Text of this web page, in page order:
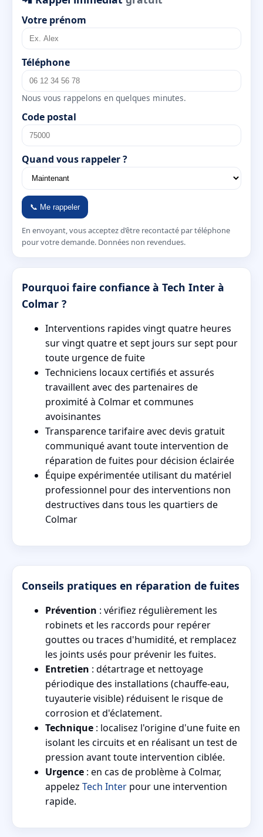
Votre prénom
Téléphone
Nous vous rappelons en quelques minutes.
Code postal
Quand vous rappeler ?
📞 Me rappeler
En envoyant, vous acceptez d’être recontacté par téléphone
pour votre demande. Données non revendues.
Pourquoi faire confiance à Tech Inter à
Colmar ?
Interventions rapides vingt quatre heures
sur vingt quatre et sept jours sur sept pour
toute urgence de fuite
Techniciens locaux certifiés et assurés
travaillent avec des partenaires de
proximité à Colmar et communes
avoisinantes
Transparence tarifaire avec devis gratuit
communiqué avant toute intervention de
réparation de fuites pour décision éclairée
Équipe expérimentée utilisant du matériel
professionnel pour des interventions non
destructives dans tous les quartiers de
Colmar
Conseils pratiques en réparation de fuites
Prévention : vérifiez régulièrement les
robinets et les raccords pour repérer
gouttes ou traces d'humidité, et remplacez
les joints usés pour prévenir les fuites.
Entretien : détartrage et nettoyage
périodique des installations (chauffe-eau,
tuyauterie visible) réduisent le risque de
corrosion et d'éclatement.
Technique : localisez l'origine d'une fuite en
isolant les circuits et en réalisant un test de
pression avant toute intervention ciblée.
Urgence : en cas de problème à Colmar,
appelez Tech Inter pour une intervention
rapide.